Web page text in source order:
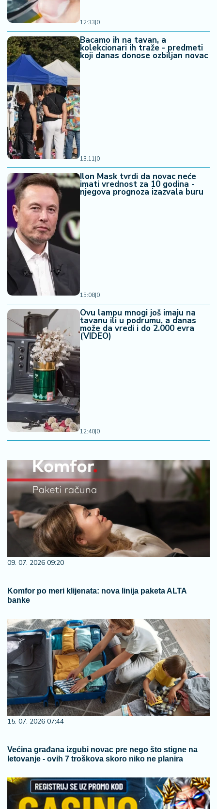
12:33|0
Bacamo ih na tavan, a
kolekcionari ih traže - predmeti
koji danas donose ozbiljan novac
13:11|0
Ilon Mask tvrdi da novac neće
imati vrednost za 10 godina -
njegova prognoza izazvala buru
15:08|0
Ovu lampu mnogi još imaju na
tavanu ili u podrumu, a danas
može da vredi i do 2.000 evra
(VIDEO)
12:40|0
09. 07. 2026 09:20
Komfor po meri klijenata: nova linija paketa ALTA
banke
15. 07. 2026 07:44
Većina građana izgubi novac pre nego što stigne na
letovanje - ovih 7 troškova skoro niko ne planira